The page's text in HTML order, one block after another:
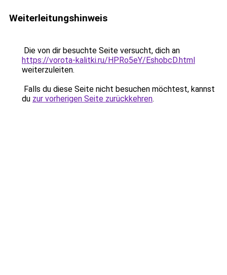
Weiterleitungshinweis
Die von dir besuchte Seite versucht, dich an
https://vorota-kalitki.ru/HPRo5eY/EshobcD.html
weiterzuleiten.
Falls du diese Seite nicht besuchen möchtest, kannst
du zur vorherigen Seite zurückkehren.